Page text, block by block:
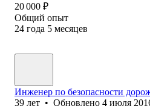
20 000 ₽
Общий опыт
24 года 5 месяцев
Инженер по безопасности
39 лет • Обновлено 4 июля